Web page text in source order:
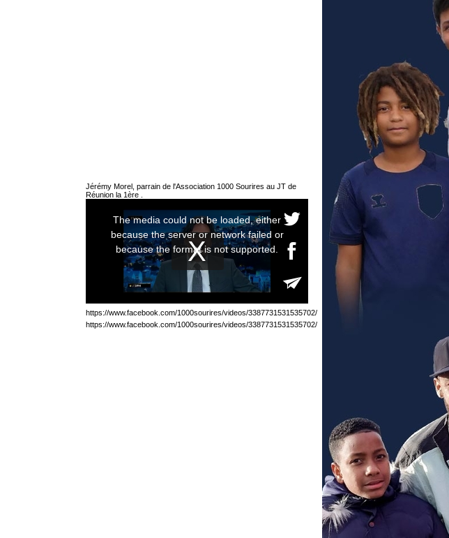
Jérémy Morel, parrain de l'Association 1000 Sourires au JT de
Réunion la 1ère .
https://www.facebook.com/1000sourires/videos/3387731531535702/
https://www.facebook.com/1000sourires/videos/3387731531535702/